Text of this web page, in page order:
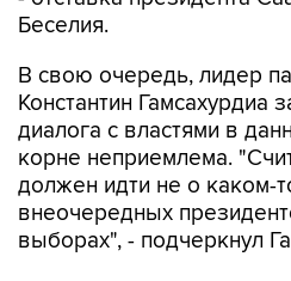
В свою очередь, лидер
диалога с властями в
корне неприемлема.
должен идти не о каком-
внеочередных
выборах", - подчеркнул
Ранее о возможности